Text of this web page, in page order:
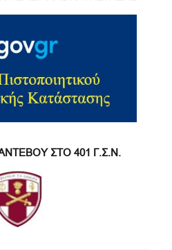
ΣΤΟ 401 Γ.Σ.Ν.